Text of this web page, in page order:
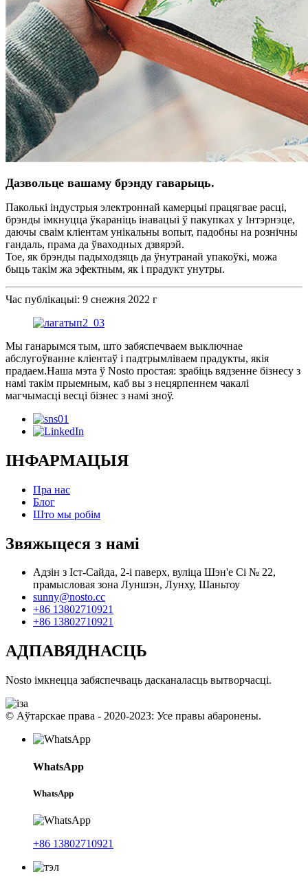
Дазвольце вашаму брэнду гаварыць.
Паколькі індустрыя электроннай камерцыі працягвае расці,
брэнды імкнуцца ўкараніць інавацыі ў пакупках у Інтэрнэце,
даючы сваім кліентам унікальны вопыт, падобны на рознічны
гандаль, прама да ўваходных дзвярэй.
Тое, як брэнды падыходзяць да ўнутранай упакоўкі, можа
быць такім жа эфектным, як і прадукт унутры.
Час публікацыі: 9 снежня 2022 г
Мы ганарымся тым, што забяспечваем выключнае
абслугоўванне кліентаў і падтрымліваем прадукты, якія
прадаем.Наша мэта ў Nosto простая: зрабіць вядзенне бізнесу з
намі такім прыемным, каб вы з нецярпеннем чакалі
магчымасці весці бізнес з намі зноў.
ІНФАРМАЦЫЯ
Пра нас
Блог
Што мы робім
Звяжыцеся з намі
Адзін з Іст-Сайда, 2-і паверх, вуліца Шэн'е Сі № 22,
прамысловая зона Луншэн, Лунху, Шаньтоу
sunny@nosto.cc
+86 13802710921
+86 13802710921
АДПАВЯДНАСЦЬ
Nosto імкнецца забяспечваць дасканаласць вытворчасці.
© Аўтарскае права - 2020-2023: Усе правы абаронены.
WhatsApp
WhatsApp
+86 13802710921